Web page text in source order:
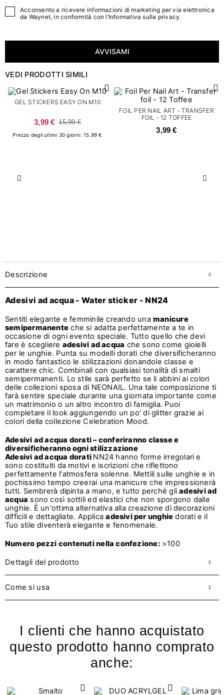
Acconsento a ricevere informazioni di marketing per via elettronica
da Waynet, in conformità con l’Informativa sulla privacy.
AVVISAMI
VEDI PRODOTTI SIMILI
Precedente
GEL STICKERS EASY ON M10
3,99 € 15,99 €
Prezzo degli ultimi 30 giorni: 15.99 €
FOIL PER NAIL ART - TRANSFER
FOIL - 12 TOFFEE
3,99 €
Descrizione
Adesivi ad acqua - Water sticker - NN24
Sentiti elegante e femminile creando unamanicure
semipermanente che si adatta perfettamente a te in
occasione di ogni evento speciale. Tutto quello che devi
fare è scegliere adesivi ad acqua che sono come gioielli
per le unghie. Punta su modelli dorati che diversificheranno
in modo fantastico le stilizzazioni donandole classe e
carattere chic. Combinali con qualsiasi tonalità di smalti
semipermanenti. Lo stile sarà perfetto se li abbini ai colori
delle collezioni sposa di NEONAIL. Una tale composizione ti
farà sentire speciale durante una giornata importante come
un matrimonio o un altro incontro di famiglia. Puoi
completare il look aggiungendo un po' di glitter grazie ai
colori della collezione Celebration Mood.
Adesivi ad acqua dorati – conferiranno classe e
diversificheranno ogni stilizzazione
Adesivi ad acqua dorati NN24 hanno forme irregolari e
sono costituiti da motivi e iscrizioni che riflettono
perfettamente l'atmosfera solenne. Mettili sulle unghie e in
pochissimo tempo creerai una manicure che impressionerà
tutti. Sembrerà dipinta a mano, e tutto perché gliadesivi ad
acqua sono così sottili ed elastici che non sporgono dalle
unghie. È un'ottima alternativa alla creazione di decorazioni
difficili e dettagliate. Applicaadesivi per unghie dorati e il
Tuo stile diventerà elegante e fenomenale.
Numero pezzi contenuti nella confezione:>100
Dettagli del prodotto
Come si usa
I clienti che hanno acquistato
questo prodotto hanno comprato
anche: